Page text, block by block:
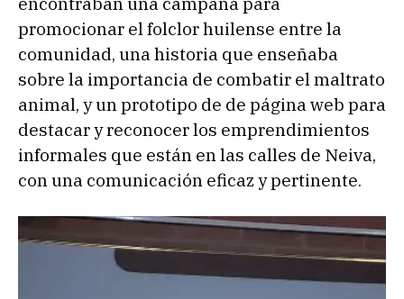
promocionar el folclor huilense entre la
comunidad, una historia que enseñaba
sobre la importancia de combatir el maltrato
animal, y un prototipo de de página web para
destacar y reconocer los emprendimientos
informales que están en las calles de Neiva,
con una comunicación eficaz y pertinente.